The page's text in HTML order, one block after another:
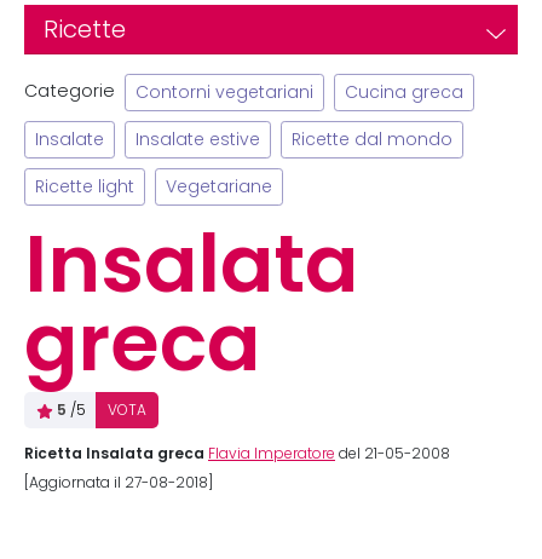
Ricette
Categorie Contorni vegetariani Cucina greca
Insalate Insalate estive Ricette dal mondo
Ricette light Vegetariane
Insalata
greca
5 /5 VOTA
Ricetta Insalata greca Flavia Imperatore del 21-05-2008
[Aggiornata il 27-08-2018]